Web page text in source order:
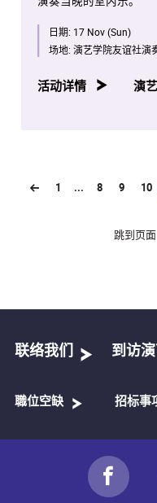
日期: 17 Nov (Sun)
场地: 演艺学院友谊社演
活动详情 演
1 ... 8 9 10
跳到页面
联络我们 到访
職位空缺 招标事